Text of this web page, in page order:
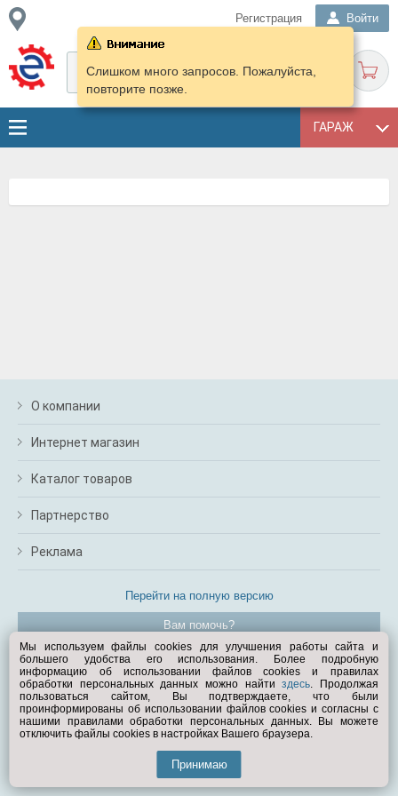
Регистрация Войти
ГАРАЖ
Слишком много запросов. Пожалуйста,
повторите позже.
О компании
Интернет магазин
Каталог товаров
Партнерство
Реклама
Перейти на полную версию
Вам помочь?
© Exist.ru 1998—2026
Мы используем файлы cookies для улучшения работы сайта и
большего удобства его использования. Более подробную
информацию об использовании файлов cookies и правилах
обработки персональных данных можно найтиздесь. Продолжая
пользоваться сайтом, Вы подтверждаете, что были
проинформированы об использовании файлов cookies и согласны с
нашими правилами обработки персональных данных. Вы можете
отключить файлы cookies в настройках Вашего браузера.
Принимаю